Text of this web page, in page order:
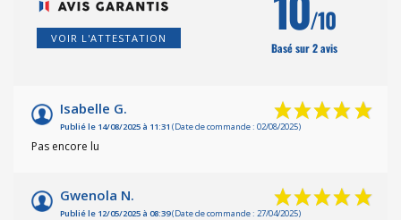
VOIR L'ATTESTATION
/10
Basé sur 2 avis
Isabelle G.
Publié le 14/08/2025 à 11:31 (Date de commande : 02/08/2025)
Pas encore lu
Gwenola N.
Publié le 12/05/2025 à 08:39(Date de commande : 27/04/2025)